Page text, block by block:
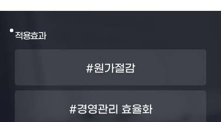
적용효과
#원가절감
#경영관리 효율화